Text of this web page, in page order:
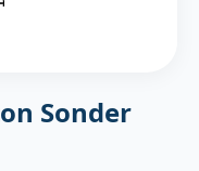
Sonder